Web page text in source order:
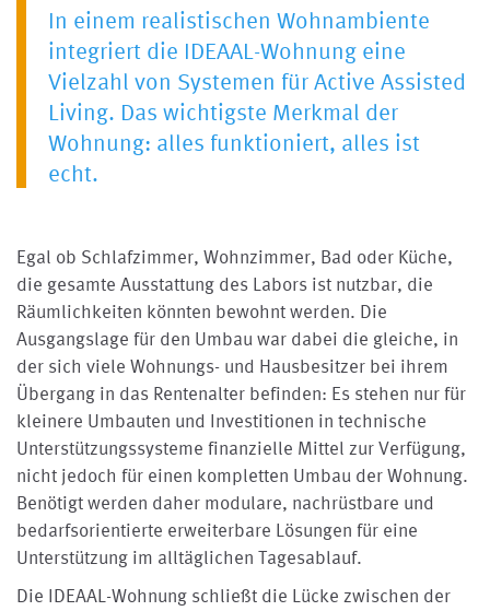
In einem realistischen Wohnambiente
integriert die IDEAAL-Wohnung eine
Vielzahl von Systemen für Active Assisted
Living. Das wichtigste Merkmal der
Wohnung: alles funktioniert, alles ist
echt.
Egal ob Schlafzimmer, Wohnzimmer, Bad oder Küche,
die gesamte Ausstattung des Labors ist nutzbar, die
Räumlichkeiten könnten bewohnt werden. Die
Ausgangslage für den Umbau war dabei die gleiche, in
der sich viele Wohnungs- und Hausbesitzer bei ihrem
Übergang in das Rentenalter befinden: Es stehen nur für
kleinere Umbauten und Investitionen in technische
Unterstützungssysteme finanzielle Mittel zur Verfügung,
nicht jedoch für einen kompletten Umbau der Wohnung.
Benötigt werden daher modulare, nachrüstbare und
bedarfsorientierte erweiterbare Lösungen für eine
Unterstützung im alltäglichen Tagesablauf.
Die IDEAAL-Wohnung schließt die Lücke zwischen der